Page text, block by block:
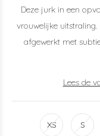
Deze jurk in een
vrouwelijke
afgewerkt met
Lees de
XS S